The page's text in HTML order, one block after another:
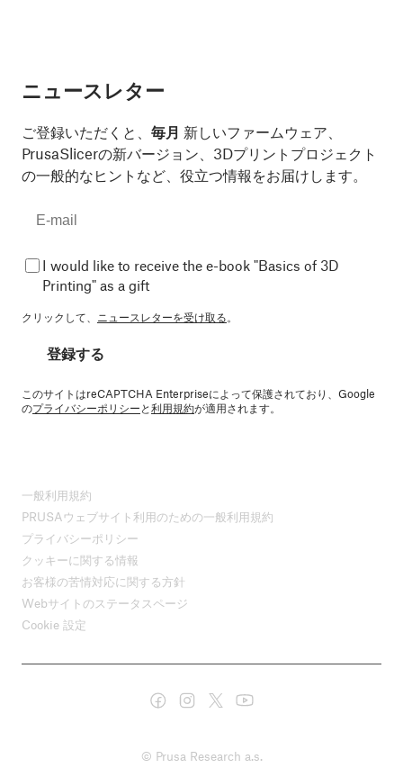
ニュースレター
ご登録いただくと、 毎月 新しいファームウェア、
PrusaSlicerの新バージョン、3Dプリントプロジェクト
の一般的なヒントなど、役立つ情報をお届けします。
I would like to receive the e-book "Basics of 3D
Printing" as a gift
クリックして、 ニュースレターを受け取る。
登録する
このサイトはreCAPTCHA Enterpriseによって保護されており、Google
のプライバシーポリシーと利用規約が適用されます。
一般利用規約
PRUSAウェブサイト利用のための一般利用規約
プライバシーポリシー
クッキーに関する情報
お客様の苦情対応に関する方針
Webサイトのステータスページ
Cookie 設定
© Prusa Research a.s.